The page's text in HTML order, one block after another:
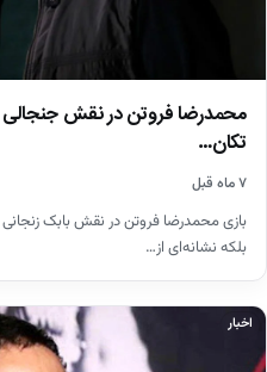
محمدرضا فروتن در نقش جنجالی
تکان…
۷ ماه قبل
بازی محمدرضا فروتن در نقش بابک زنجانی
بلکه نشانه‌ای از…
اخبار